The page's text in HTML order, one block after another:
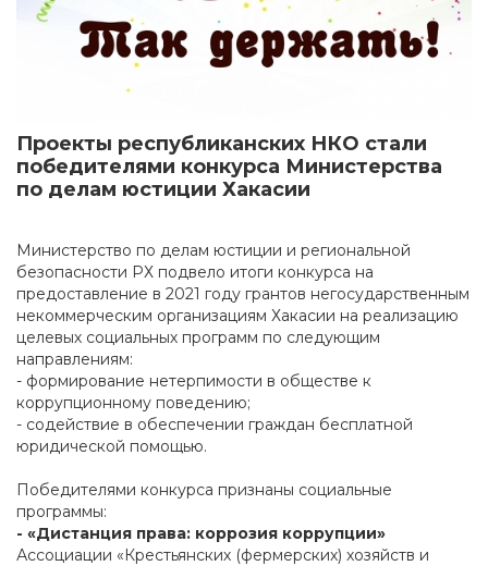
Проекты республиканских НКО стали
победителями конкурса Министерства
по делам юстиции Хакасии
Министерство по делам юстиции и региональной
безопасности РХ подвело итоги конкурса на
предоставление в 2021 году грантов негосударственным
некоммерческим организациям Хакасии на реализацию
целевых социальных программ по следующим
направлениям:
- формирование нетерпимости в обществе к
коррупционному поведению;
- содействие в обеспечении граждан бесплатной
юридической помощью.
Победителями конкурса признаны социальные
программы:
- «Дистанция права: коррозия коррупции»
Ассоциации «Крестьянских (фермерских) хозяйств и